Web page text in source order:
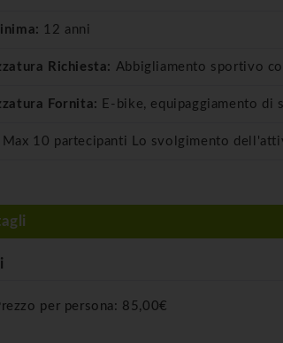
12 anni
Richiesta: Abbigliamento sportivo
Fornita: E-bike, equipaggiamento di
Max 10 partecipanti Lo svolgimento
per persona: 85,00€